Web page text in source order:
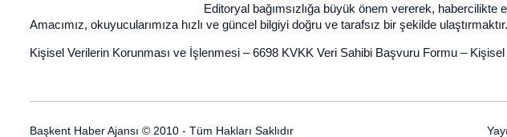
Editoryal bağımsızlığa büyük önem vererek, habercilikte
Amacımız, okuyucularımıza hızlı ve güncel bilgiyi doğru ve tarafsız bir şekilde ulaştırmaktır.
Kişisel Verilerin Korunması ve İşlenmesi –6698 KVKK Veri Sahibi Başvuru Formu – Kişisel
Başkent Haber Ajansı © 2010 - Tüm Hakları Saklıdır